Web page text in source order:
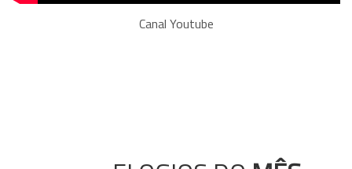
Canal Youtube